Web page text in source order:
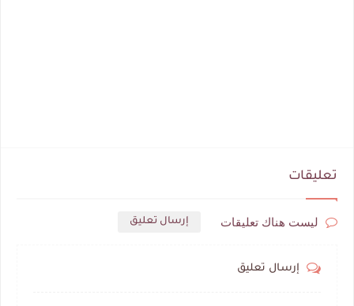
تعليقات
ليست هناك تعليقات إرسال تعليق
إرسال تعليق